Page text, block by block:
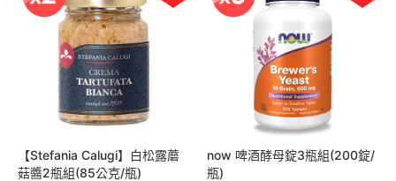
【Stefania Calugi】白松露蘑
菇醬2瓶組(85公克/瓶)
now 啤酒酵母錠3瓶組(200錠/
瓶)